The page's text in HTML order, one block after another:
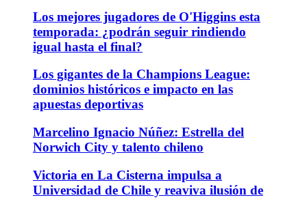
Los mejores jugadores de O'Higgins esta
temporada: ¿podrán seguir rindiendo
igual hasta el final?
Los gigantes de la Champions League:
dominios históricos e impacto en las
apuestas deportivas
Marcelino Ignacio Núñez: Estrella del
Norwich City y talento chileno
Victoria en La Cisterna impulsa a
Universidad de Chile y reaviva ilusión de